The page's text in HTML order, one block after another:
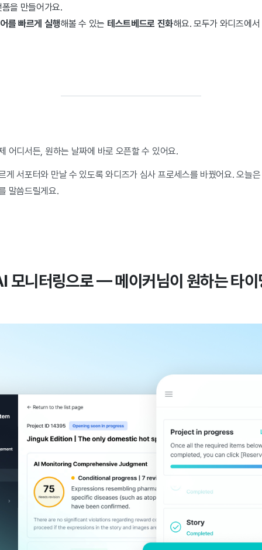
을 만들어가요.
를 빠르게 실행해볼 수 있는 테스트베드로 진화해요. 모두가 와디즈에
어디서든, 원하는 날짜에 바로 오픈할 수 있어요.
게 서포터와 만날 수 있도록 와디즈가 심사 프로세스를 바꿨어요. 오늘
말씀드릴게요.
모니터링으로 — 메이커님이 원하는 타이